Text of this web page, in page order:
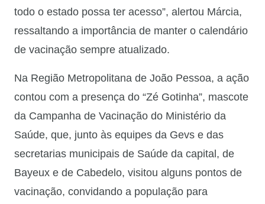
todo o estado possa ter acesso”, alertou Márcia,
ressaltando a importância de manter o calendário
de vacinação sempre atualizado.
Na Região Metropolitana de João Pessoa, a ação
contou com a presença do “Zé Gotinha”, mascote
da Campanha de Vacinação do Ministério da
Saúde, que, junto às equipes da Gevs e das
secretarias municipais de Saúde da capital, de
Bayeux e de Cabedelo, visitou alguns pontos de
vacinação, convidando a população para